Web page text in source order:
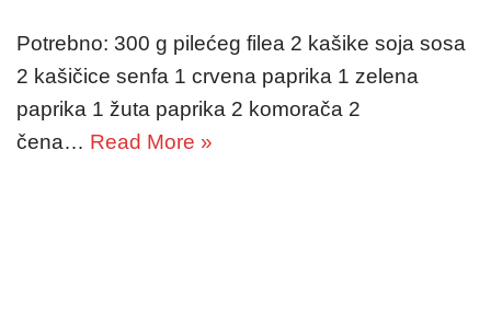
Potrebno: 300 g pilećeg filea 2 kašike soja sosa
2 kašičice senfa 1 crvena paprika 1 zelena
paprika 1 žuta paprika 2 komorača 2
čena… Read More »